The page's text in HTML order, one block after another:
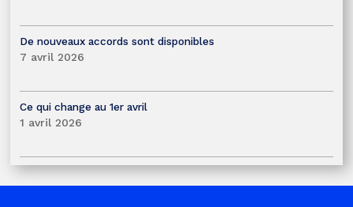
De nouveaux accords sont disponibles
7 avril 2026
Ce qui change au 1er avril
1 avril 2026